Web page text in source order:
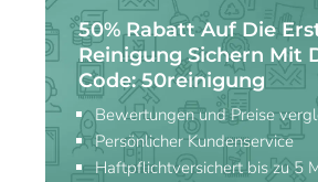
50% Rabatt Auf Die
Reinigung Sichern Mit
Code: 50reinigung
Bewertungen und Preise
Persönlicher Kundenservice
Haftpflichtversichert bis zu 5